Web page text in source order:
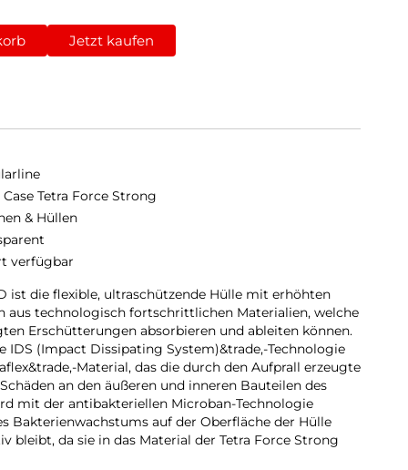
Jetzt kaufen
Tetra Force Strong
& Hüllen
verfügbar
ist die flexible, ultraschützende Hülle mit erhöhten
aus technologisch fortschrittlichen Materialien, welche
Erschütterungen absorbieren und ableiten können.
IDS (Impact Dissipating System)&trade,-Technologie
Material, das die durch den Aufprall erzeugte
an den äußeren und inneren Bauteilen des
mit der antibakteriellen Microban-Technologie
Bakterienwachstums auf der Oberfläche der Hülle
bleibt, da sie in das Material der Tetra Force Strong